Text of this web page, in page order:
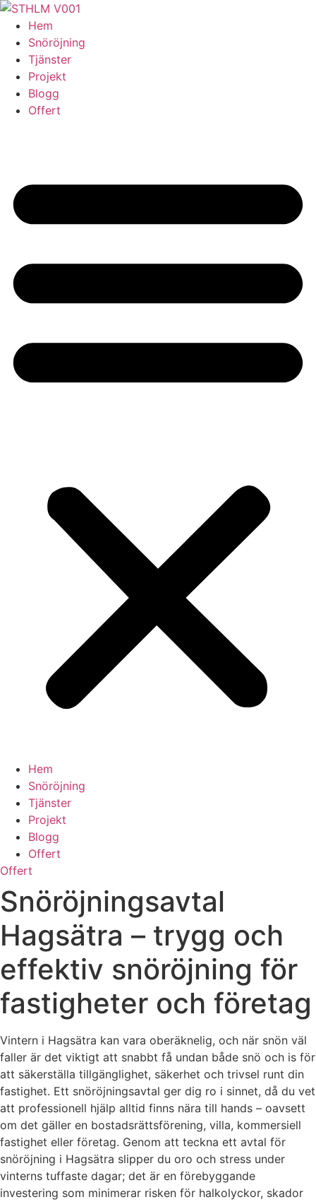
Skip
content
Hem
Snöröjning
Tjänster
Projekt
Blogg
Offert
Hem
Snöröjning
Tjänster
Projekt
Blogg
Offert
Offert
Snöröjningsavtal
Hagsätra – trygg och
effektiv snöröjning för
fastigheter och företag
Vintern i Hagsätra kan vara oberäknelig, och när snön väl
faller är det viktigt att snabbt få undan både snö och is för
att säkerställa tillgänglighet, säkerhet och trivsel runt din
fastighet. Ett snöröjningsavtal ger dig ro i sinnet, då du vet
att professionell hjälp alltid finns nära till hands – oavsett
om det gäller en bostadsrättsförening, villa, kommersiell
fastighet eller företag. Genom att teckna ett avtal för
snöröjning i Hagsätra slipper du oro och stress under
vinterns tuffaste dagar; det är en förebyggande
investering som minimerar risken för halkolyckor, skador